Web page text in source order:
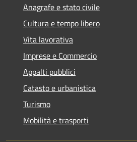
Anagrafe e stato civile
Cultura e tempo libero
Vita lavorativa
Imprese e Commercio
Appalti pubblici
Catasto e urbanistica
Turismo
Mobilità e trasporti